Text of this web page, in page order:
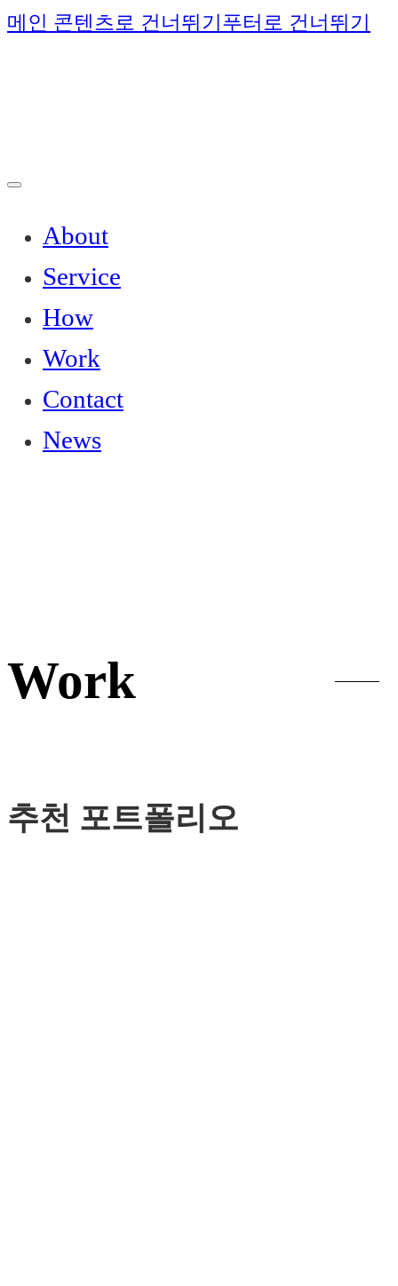
메인 콘텐츠로 건너뛰기 푸터로 건너뛰기
About
Service
How
Work
Contact
News
Work
추천 포트폴리오